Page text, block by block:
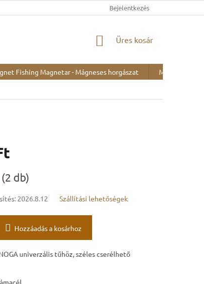
Bejelentkezés
KOSÁR
Üres kosár
Fishing Magnetar - Mágneses horgászat
Minták
(2 db)
2026.8.12 Szállítási lehetőségek
Hozzáadás a kosárhoz
univerzális tűhöz, széles cserélhető